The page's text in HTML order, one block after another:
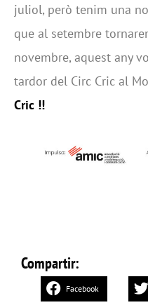
juliol, però tenim una
que al setembre
novembre, aquest any
tardor del Circ Cric al
Cric !!
Compartir:
Facebook